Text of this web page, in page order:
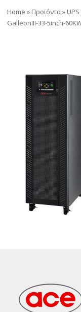
Home » Προϊόντα» UPS
GalleonIII-33-5inch-